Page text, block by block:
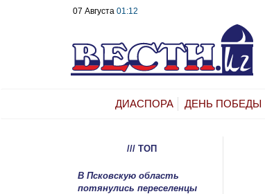
07 Августа 01:12
ДИАСПОРА ДЕНЬ ПОБЕДЫ
/// ТОП
В Псковскую область
потянулись переселенцы